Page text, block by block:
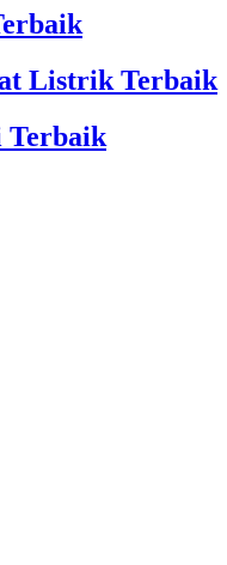
Listrik Terbaik
Terbaik